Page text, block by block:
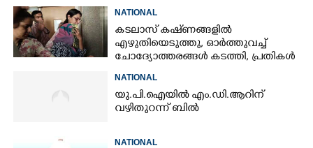
ഫഡ്നാവിസ്
NATIONAL
കടലാസ് കഷ്‌ണങ്ങളിൽ
എഴുതിയെടുത്തു, ഓർത്തുവച്ച്
ചോദ്യോത്തരങ്ങൾ കടത്തി, പ്രതികൾ
NATIONAL
യു.പി.ഐയിൽ എം.ഡി.ആറിന്
വഴിതുറന്ന് ബിൽ
NATIONAL